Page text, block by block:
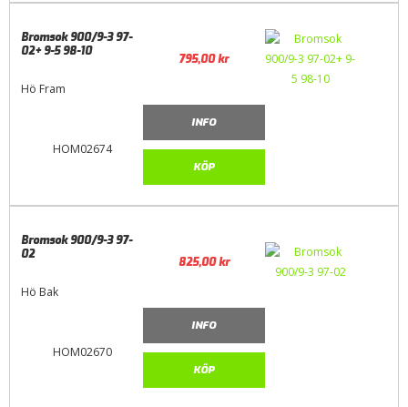
HOM02674
Bromsok 900/9-3 97-
02+ 9-5 98-10
Hö Fram
795,00kr
INFO
KÖP
HOM02670
Bromsok 900/9-3 97-
02
Hö Bak
825,00kr
INFO
KÖP